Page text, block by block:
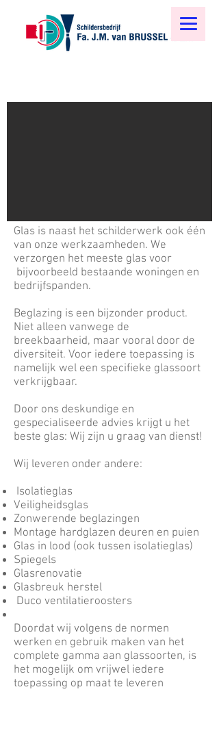
Glas is naast het schilderwerk ook één
van onze werkzaamheden. We
verzorgen het meeste glas voor
bijvoorbeeld bestaande woningen en
bedrijfspanden.
Beglazing is een bijzonder product.
Niet alleen vanwege de
breekbaarheid, maar vooral door de
diversiteit. Voor iedere toepassing is
namelijk wel een specifieke glassoort
verkrijgbaar.
Door ons deskundige en
gespecialiseerde advies krijgt u het
beste glas: Wij zijn u graag van dienst!
Wij leveren onder andere:
Isolatieglas
Veiligheidsglas
Zonwerende beglazingen
Montage hardglazen deuren en puien
Glas in lood (ook tussen isolatieglas)
Spiegels
Glasrenovatie
Glasbreuk herstel
Duco ventilatieroosters
Doordat wij volgens de normen
werken en gebruik maken van het
complete gamma aan glassoorten, is
het mogelijk om vrijwel iedere
toepassing op maat te leveren